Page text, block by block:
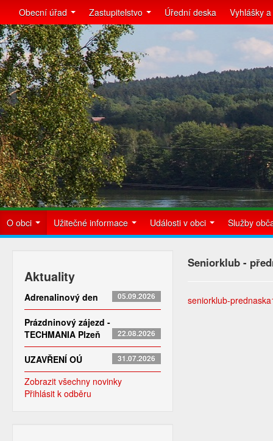
Obecní úřad Zastupitelstvo Úřední deska Vyhlášky
O obci Užitečné informace Události v obci Služby
Aktuality
Adrenalinový den 05.09.2026
Prázdninový zájezd -
TECHMANIA Plzeň
22.08.2026
UZAVŘENÍ OÚ 31.07.2026
Zobrazit všechny novinky
Přihlásit k odběru
Seniorklub -
seniorklub-